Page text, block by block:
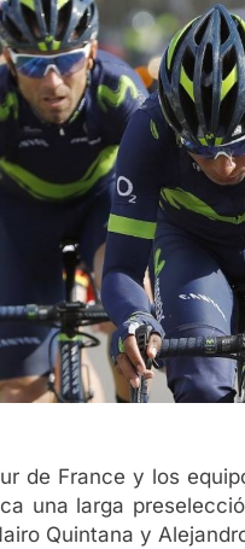
de France y los
una larga
Quintana y